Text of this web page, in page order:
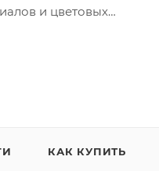
и цветовых
КАК КУПИТЬ